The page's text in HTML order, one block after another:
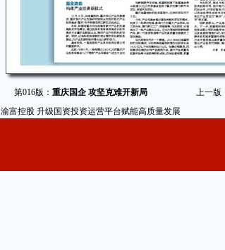
第016版： 重庆国企 攻坚克难开新局 上一版
渝富控股 升级国资投资运营平台赋能高质量发展